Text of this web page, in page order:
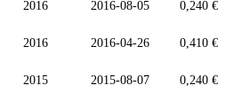
2016 2016-08-05 0,240 €
2016 2016-04-26 0,410 €
2015 2015-08-07 0,240 €